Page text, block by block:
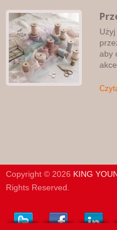
aby
Copyright © 2026 KING
Rights Reserved.